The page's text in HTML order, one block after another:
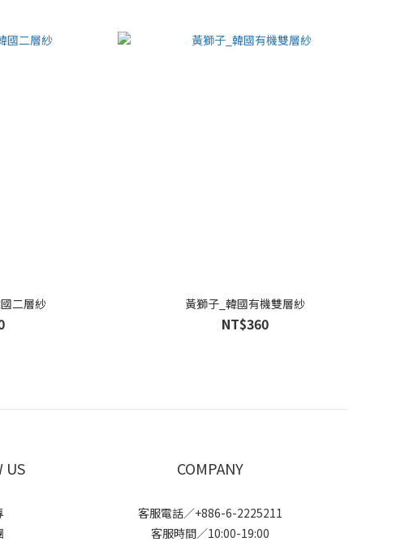
二層紗 黃獅子_韓國有機雙層紗
NT$360
US COMPANY
客服電話／+886-6-2225211
客服時間／10:00-19:00